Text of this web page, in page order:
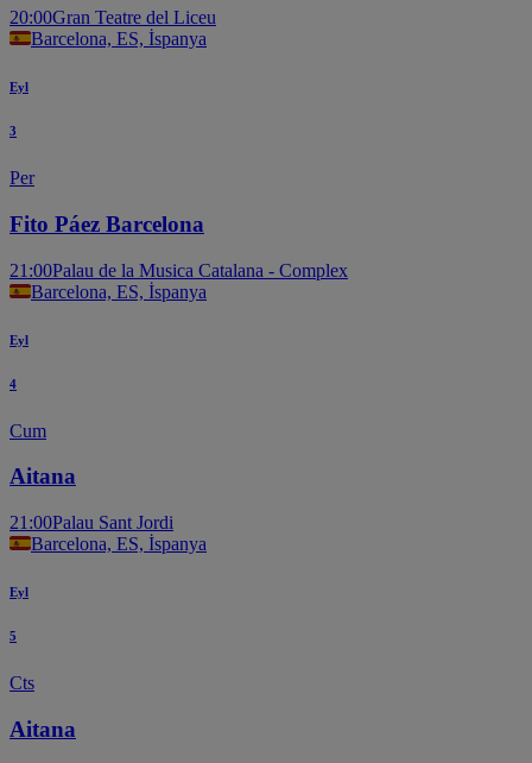
20:00Gran Teatre del Liceu
Barcelona, ES, İspanya
Eyl
3
Per
Fito Páez Barcelona
21:00Palau de la Musica Catalana - Complex
Barcelona, ES, İspanya
Eyl
4
Cum
Aitana
21:00Palau Sant Jordi
Barcelona, ES, İspanya
Eyl
5
Cts
Aitana